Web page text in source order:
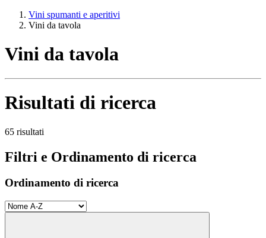
Vini spumanti e aperitivi
Vini da tavola
Vini da tavola
Risultati di ricerca
65 risultati
Filtri e Ordinamento di ricerca
Ordinamento di ricerca